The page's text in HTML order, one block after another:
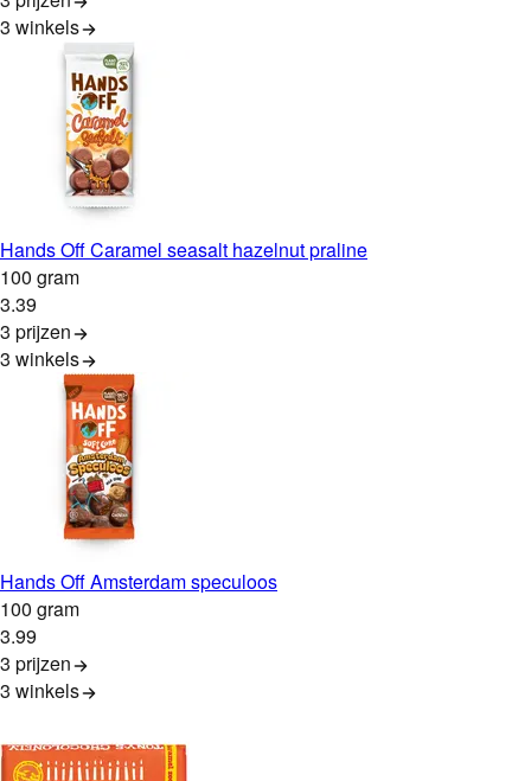
3 winkels
Hands Off Caramel seasalt hazelnut praline
100 gram
3.39
3 prijzen
3 winkels
Hands Off Amsterdam speculoos
100 gram
3.99
3 prijzen
3 winkels